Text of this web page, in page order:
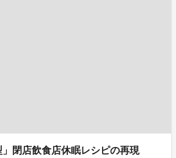
」閉店飲食店休眠レシピの再現